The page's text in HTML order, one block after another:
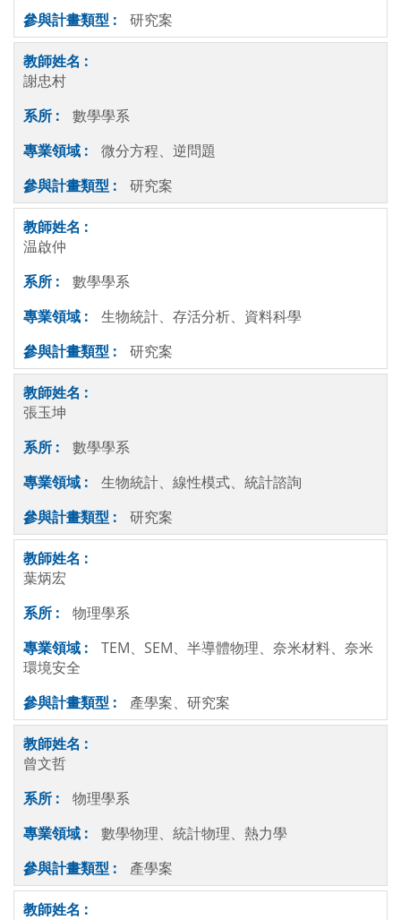
研究案
謝忠村
數學學系
微分方程、逆問題
研究案
温啟仲
數學學系
生物統計、存活分析、資料科學
研究案
張玉坤
數學學系
生物統計、線性模式、統計諮詢
研究案
葉炳宏
物理學系
TEM、SEM、半導體物理、奈米材料、奈米
環境安全
產學案、研究案
曾文哲
物理學系
數學物理、統計物理、熱力學
產學案